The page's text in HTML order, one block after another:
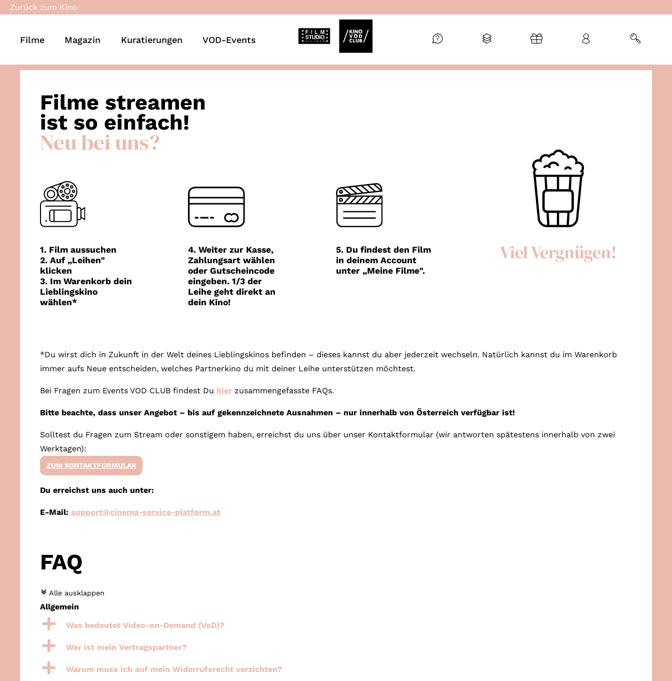
Filme
Filmpakete
Gutscheine
& Filmpässe
Account
Suche
Zurück zum Kino
Filme Magazin Kuratierungen VOD-Events
Filme streamen
ist so einfach!
Neu bei uns?
1. Film aussuchen
2. Auf „Leihen"
klicken
3. Im Warenkorb dein
Lieblingskino
wählen*
4. Weiter zur Kasse,
Zahlungsart wählen
oder Gutscheincode
eingeben. 1/3 der
Leihe geht direkt an
dein Kino!
5. Du findest den Film
in deinem Account
unter „Meine Filme".
Viel Vergnügen!
*Du wirst dich in Zukunft in der Welt deines Lieblingskinos befinden – dieses kannst du aber jederzeit wechseln. Natürlich kannst du im Warenkorb
immer aufs Neue entscheiden, welches Partnerkino du mit deiner Leihe unterstützen möchtest.
Bei Fragen zum Events VOD CLUB findest Du hier zusammengefasste FAQs.
Bitte beachte, dass unser Angebot – bis auf gekennzeichnete Ausnahmen – nur innerhalb von Österreich verfügbar ist!
Solltest du Fragen zum Stream oder sonstigem haben, erreichst du uns über unser Kontaktformular (wir antworten spätestens innerhalb von zwei
Werktagen):
ZUM KONTAKTFORMULAR
Du erreichst uns auch unter:
E-Mail: support@cinema-service-platform.at
FAQ
c Alle ausklappen
Allgemein
a Was bedeutet Video-on-Demand (VoD)?
a Wer ist mein Vertragspartner?
a Warum muss ich auf mein Widerrufsrecht verzichten?